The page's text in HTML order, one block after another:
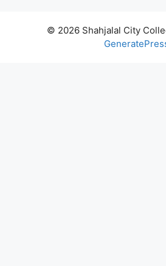
© 2026 Shahjalal City